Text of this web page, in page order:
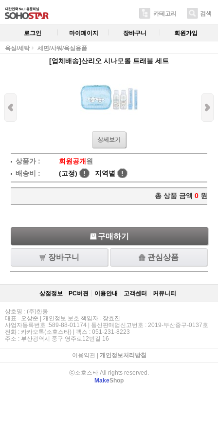
카테고리 검색
로그인 마이페이지 장바구니 회원가입
욕실/세탁 세면/샤워/욕실용품
[업체배송]산리오 시나모롤 트래블 세트
상세보기
상품가 : 회원공개 원
배송비 :
(고정) ! 지역별 !
총 상품 금액 0 원
구매하기
장바구니 관심상품
상점정보 PC버젼 이용안내 고객센터 커뮤니티
상호명 : (주)한옹
대표 : 오상준 | 개인정보 보호 책임자 : 장효진
사업자등록번호 :589-88-01174 | 통신판매업신고번호 : 2019-부산중구-0137호
전화 : 카카오톡(소호스타) | 팩스 : 051-231-8223
주소 : 부산광역시 중구 영주로12번길 16
이용약관| 개인정보처리방침
ⓒ소호스타 All rights reserved.
MakeShop